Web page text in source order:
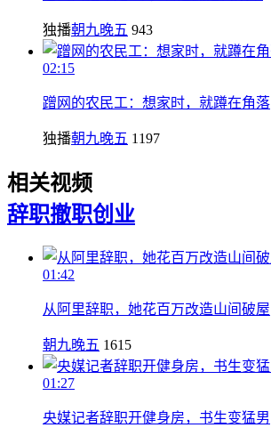
独播朝九晚五 943
02:15
蹭网的农民工：想家时，就蹲在角落
独播朝九晚五 1197
相关视频
辞职撤职创业
01:42
从阿里辞职，她花百万改造山间破屋
朝九晚五 1615
01:27
央媒记者辞职开健身房，书生变猛男